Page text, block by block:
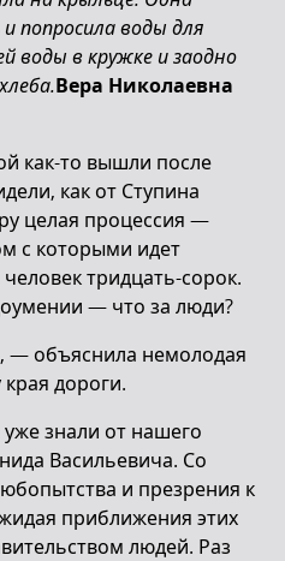
попросила воды для
воды в кружке и заодно
Вера Николаевна
как-то вышли после
как от Ступина
целая процессия —
с которыми идет
тридцать-сорок.
— что за люди?
— объяснила немолодая
дороги.
знали от нашего
Васильевича. Со
и презрения к
приближения этих
людей. Раз